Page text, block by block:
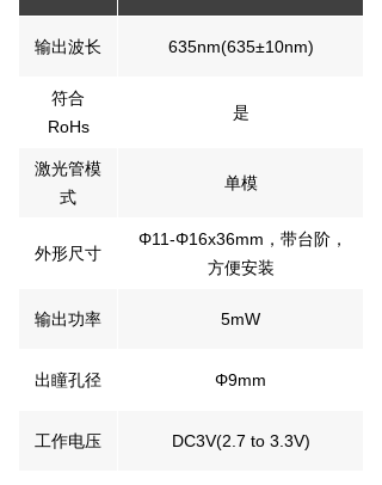
输出波长 635nm(635±10nm)
符合
RoHs
是
激光管模
式
单模
外形尺寸
Φ11-Φ16x36mm，带台阶，
方便安装
输出功率 5mW
出瞳孔径 Φ9mm
工作电压 DC3V(2.7 to 3.3V)